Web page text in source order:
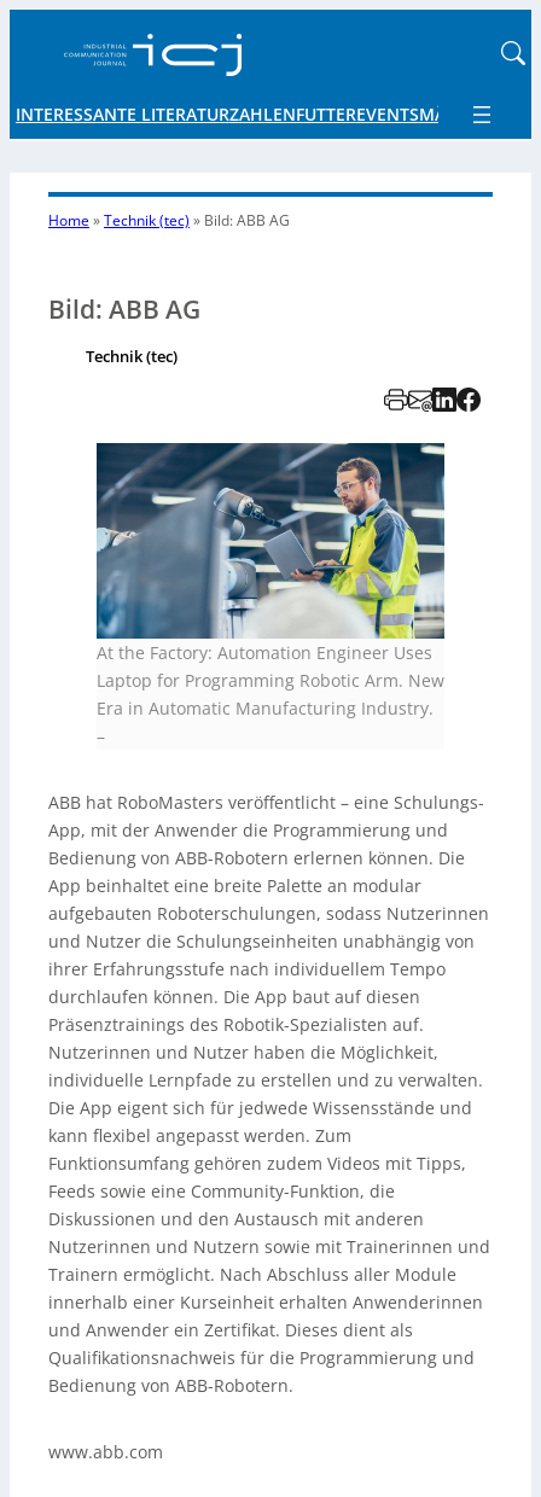
INTERESSANTE LITERATURZAHLENFUTTEREVENTSMÄRKTE UND
Home»Technik (tec) » Bild: ABB AG
Bild: ABB AG
Technik (tec)
At the Factory: Automation Engineer Uses
Laptop for Programming Robotic Arm. New
Era in Automatic Manufacturing Industry.
–
ABB hat RoboMasters veröffentlicht – eine Schulungs-
App, mit der Anwender die Programmierung und
Bedienung von ABB-Robotern erlernen können. Die
App beinhaltet eine breite Palette an modular
aufgebauten Roboterschulungen, sodass Nutzerinnen
und Nutzer die Schulungseinheiten unabhängig von
ihrer Erfahrungsstufe nach individuellem Tempo
durchlaufen können. Die App baut auf diesen
Präsenztrainings des Robotik-Spezialisten auf.
Nutzerinnen und Nutzer haben die Möglichkeit,
individuelle Lernpfade zu erstellen und zu verwalten.
Die App eigent sich für jedwede Wissensstände und
kann flexibel angepasst werden. Zum
Funktionsumfang gehören zudem Videos mit Tipps,
Feeds sowie eine Community-Funktion, die
Diskussionen und den Austausch mit anderen
Nutzerinnen und Nutzern sowie mit Trainerinnen und
Trainern ermöglicht. Nach Abschluss aller Module
innerhalb einer Kurseinheit erhalten Anwenderinnen
und Anwender ein Zertifikat. Dieses dient als
Qualifikationsnachweis für die Programmierung und
Bedienung von ABB-Robotern.
www.abb.com